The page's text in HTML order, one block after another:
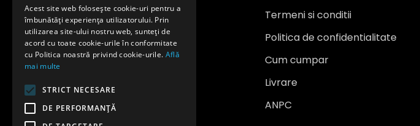
office@anvelopeavantajoase.ro
0739 849 970
CUI: RO 24704208
Reg. Com.: J22/3284/2008
Termeni si conditii
Politica de confidentialitate
Cum cumpar
Livrare
ANPC
Acest site web folosește cookie-uri pentru a
îmbunătăți experiența utilizatorului. Prin
utilizarea site-ului nostru web, sunteți de
acord cu toate cookie-urile în conformitate
cu Politica noastră privind cookie-urile. Află
mai multe
STRICT NECESARE
DE PERFORMANȚĂ